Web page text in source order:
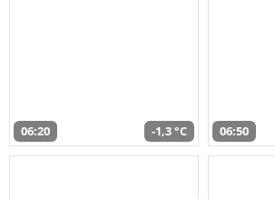
06:20 -1,3 °C 06:50